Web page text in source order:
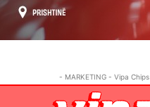
- MARKETING - Vipa Chips